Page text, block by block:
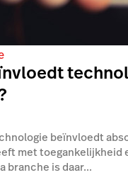
beïnvloedt
met toegankelijkheid
branche is daar...